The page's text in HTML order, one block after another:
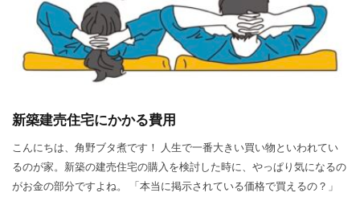
新築建売住宅にかかる費用
こんにちは、角野ブタ煮です！ 人生で一番大きい買い物といわれてい
るのが家。新築の建売住宅の購入を検討した時に、やっぱり気になるの
がお金の部分ですよね。 「本当に掲示されている価格で買えるの？」